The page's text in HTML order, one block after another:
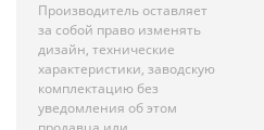
Производитель оставляет
за собой право изменять
дизайн, технические
характеристики, заводскую
комплектацию без
уведомления об этом